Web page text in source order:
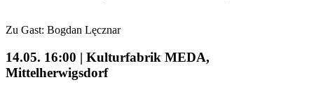
Zu Gast: Bogdan Lęcznar
14.05. 16:00 | Kulturfabrik MEDA,
Mittelherwigsdorf